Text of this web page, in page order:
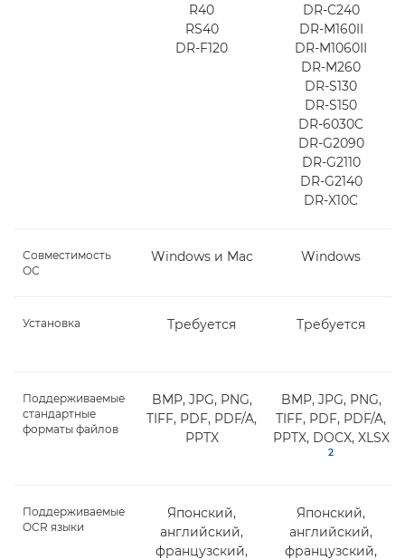
R40
RS40
DR-F120
DR-C240
DR-M160II
DR-M1060II
DR-M260
DR-S130
DR-S150
DR-6030C
DR-G2090
DR-G2110
DR-G2140
DR-X10C
Совместимость
ОС
Windows и Mac Windows
Установка Требуется Требуется
Поддерживаемые
стандартные
форматы файлов
BMP, JPG, PNG,
TIFF, PDF, PDF/A,
PPTX
BMP, JPG, PNG,
TIFF, PDF, PDF/A,
PPTX, DOCX, XLSX
2
Поддерживаемые
OCR языки
Японский,
английский,
французский,
Японский,
английский,
французский,